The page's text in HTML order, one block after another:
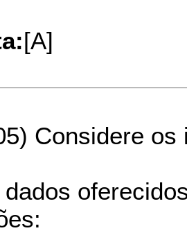
[A]
Considere